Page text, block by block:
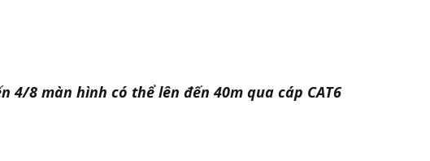
8 màn hình có thể lên đến 40m qua cáp CAT6